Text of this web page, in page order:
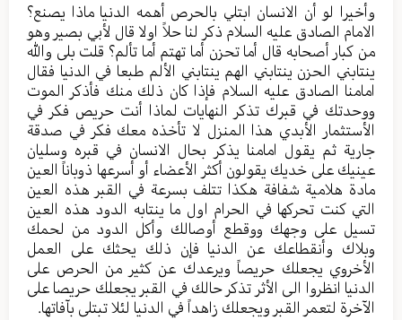
وأخيرا لو أن الانسان ابتلي بالحرص أهمه الدنيا ماذا يصنع؟
الامام الصادق عليه السلام ذكر لنا حلاً اولا قال لأبي بصير وهو
من كبار أصحابه قال أما تحزن أما تهتم أما تألم؟ قلت بلى والله
ينتابني الحزن ينتابني الهم ينتابني الألم طبعا في الدنيا فقال
امامنا الصادق عليه السلام فإذا كان ذلك منك فأذكر الموت
ووحدتك في قبرك تذكر النهايات لماذا أنت حريص فكر في
الأستثمار الأبدي هذا المنزل لا تأخذه معك فكر في صدقة
جارية ثم يقول امامنا يذكر بحال الانسان في قبره وسليان
عينيك على خديك يقولون أكثر الأعضاء أو أسرعها ذوباناً العين
مادة هلامية شفافة هكذا تتلف بسرعة في القبر هذه العين
التي كنت تحركها في الحرام اول ما ينتابه الدود هذه العين
تسيل على وجهك ووقطع أوصالك وأكل الدود من لحمك
وبلاك وأنقطاعك عن الدنيا فإن ذلك يحثك على العمل
الأخروي يجعلك حريصاً ويرعدك عن كثير من الحرص على
الدنيا انظروا الى الأثر تذكر حالك في القبر يجعلك حريصا على
الآخرة لتعمر القبر ويجعلك زاهداً في الدنيا لئلا تبتلى بآفاتها.